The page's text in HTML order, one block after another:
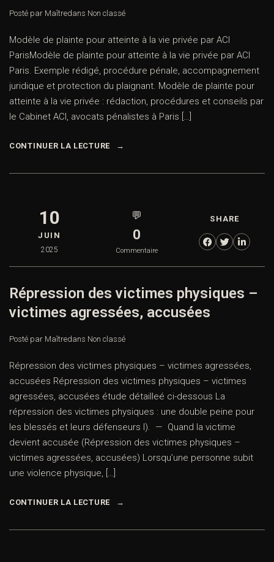
Posté par Maîtredans Non classé
Modèle de plainte pour atteinte à la vie privée par ACI
ParisModèle de plainte pour atteinte à la vie privée par ACI
Paris. Exemple rédigé, procédure pénale, accompagnement
juridique et protection du plaignant. Modèle de plainte pour
atteinte à la vie privée : rédaction, procédures et conseils par
le Cabinet ACI, avocats pénalistes à Paris […]
CONTINUER LA LECTURE
10
JUIN
2025
💬
0
Commentaire
SHARE
Répression des victimes physiques –
victimes agressées, accusées
Posté par Maîtredans Non classé
Répression des victimes physiques – victimes agressées,
accusées Répression des victimes physiques – victimes
agressées, accusées étude détailleé ci-dessous La
répression des victimes physiques : une double peine pour
les blessés et leurs défenseurs I). — Quand la victime
devient accusée (Répression des victimes physiques –
victimes agressées, accusées) Lorsqu’une personne subit
une violence physique, […]
CONTINUER LA LECTURE